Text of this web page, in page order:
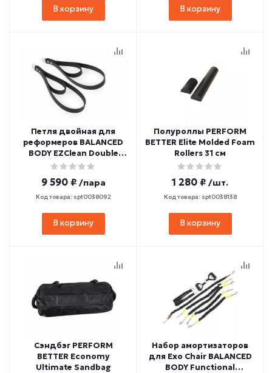
В корзину В корзину
Петля двойная для
реформеров BALANCED
BODY EZClean Double
Loops
9 590 ₽ /пара
Код товара: spt0038092
В корзину
Полуроллы PERFORM
BETTER Elite Molded Foam
Rollers 31 см
1 280 ₽ /шт.
Код товара: spt0038138
В корзину
Сэндбэг PERFORM
BETTER Economy
Ultimate Sandbag
Набор амортизаторов
для Exo Chair BALANCED
BODY Functional